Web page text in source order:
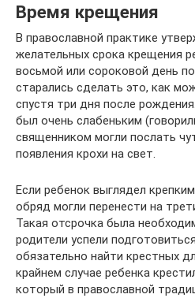
Время крещения
В православной практике
желательных срока крещения
восьмой или сороковой день
старались сделать это, как
спустя три дня после
был очень слабеньким
священником могли послать
появления крохи на свет.
Если ребенок выглядел
обряд могли перенести на
Такая отсрочка была
родители успели
обязательно найти крестных
крайнем случае ребенка
который в православной